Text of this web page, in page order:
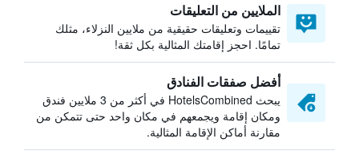
الملايين من التعليقات
تقييمات وتعليقات حقيقية من ملايين النزلاء، مثلك
تمامًا. احجز إقامتك المثالية بكل ثقة!
أفضل صفقات الفنادق
يبحث HotelsCombined في أكثر من 3 ملايين فندق
ومكان إقامة ويجمعهم في مكان واحد حتى تتمكن من
مقارنة أماكن الإقامة المثالية.